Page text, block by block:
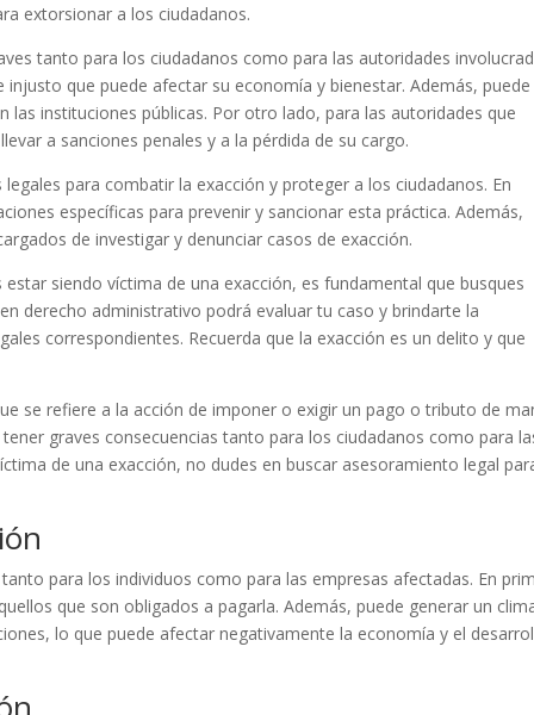
extorsionar a los ciudadanos.
tanto para los ciudadanos como para las autoridades
que puede afectar su economía y bienestar. Además, puede
las instituciones públicas. Por otro lado, para las autoridades que
a sanciones penales y a la pérdida de su cargo.
para combatir la exacción y proteger a los ciudadanos. En
específicas para prevenir y sancionar esta práctica. Además,
de investigar y denunciar casos de exacción.
siendo víctima de una exacción, es fundamental que busques
derecho administrativo podrá evaluar tu caso y brindarte la
correspondientes. Recuerda que la exacción es un delito y que
se refiere a la acción de imponer o exigir un pago o tributo de
graves consecuencias tanto para los ciudadanos como para
de una exacción, no dudes en buscar asesoramiento legal
para los individuos como para las empresas afectadas. En
que son obligados a pagarla. Además, puede generar un
lo que puede afectar negativamente la economía y el